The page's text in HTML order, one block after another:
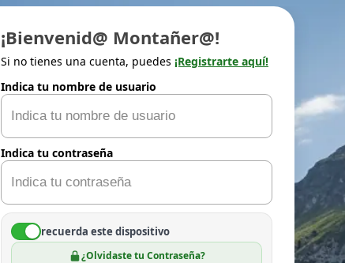
¡Bienvenid@ Montañer@!
Si no tienes una cuenta, puedes ¡Registrarte aquí!
Indica tu nombre de usuario
Indica tu contraseña
recuerda este dispositivo
¿Olvidaste tu Contraseña?